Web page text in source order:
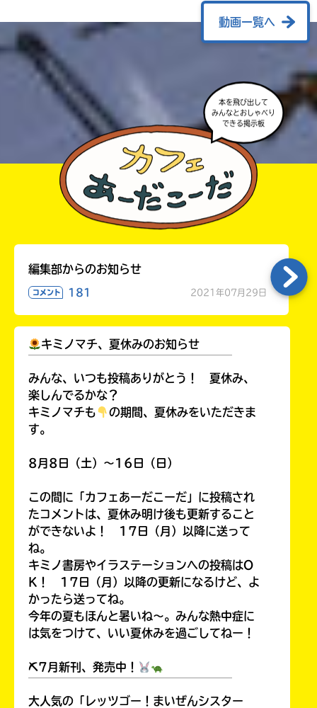
動画一覧へ
本を飛び出して
みんなとおしゃべり
できる掲示板
編集部からのお知らせ
コメント 181 2021年07月29日
キミノマチ、夏休みのお知らせ
みんな、いつも投稿ありがとう！ 夏休み、
楽しんでるかな？
キミノマチも
の期間、夏休みをいただきま
す。
8月8日（土）～16日（日）
この間に「カフェあーだこーだ」に投稿され
たコメントは、夏休み明け後も更新すること
ができないよ！ 17日（月）以降に送って
ね。
キミノ書房やイラステーションへの投稿はO
K！ 17日（月）以降の更新になるけど、よ
かったら送ってね。
今年の夏もほんと暑いね～。みんな熱中症に
は気をつけて、いい夏休みを過ごしてねー！
⛏7月新刊、発売中！
大人気の「レッツゴー！まいぜんシスター